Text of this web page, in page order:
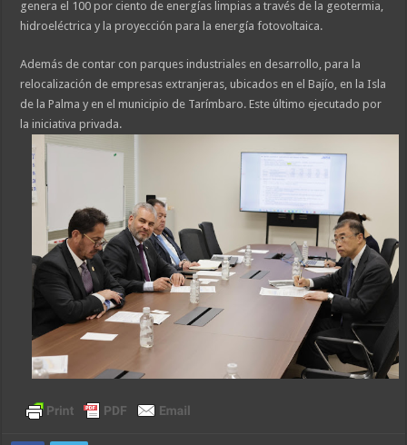
genera el 100 por ciento de energías limpias a través de la geotermia,
hidroeléctrica y la proyección para la energía fotovoltaica.
Además de contar con parques industriales en desarrollo, para la
relocalización de empresas extranjeras, ubicados en el Bajío, en la Isla
de la Palma y en el municipio de Tarímbaro. Este último ejecutado por
la iniciativa privada.